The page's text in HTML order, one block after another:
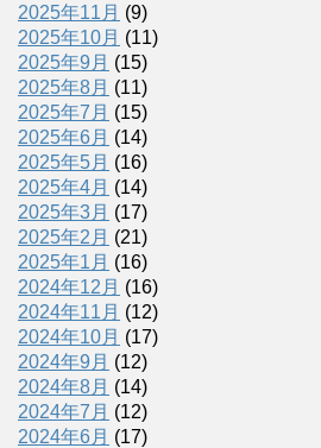
2025年11月 (9)
2025年10月 (11)
2025年9月 (15)
2025年8月 (11)
2025年7月 (15)
2025年6月 (14)
2025年5月 (16)
2025年4月 (14)
2025年3月 (17)
2025年2月 (21)
2025年1月 (16)
2024年12月 (16)
2024年11月 (12)
2024年10月 (17)
2024年9月 (12)
2024年8月 (14)
2024年7月 (12)
2024年6月 (17)